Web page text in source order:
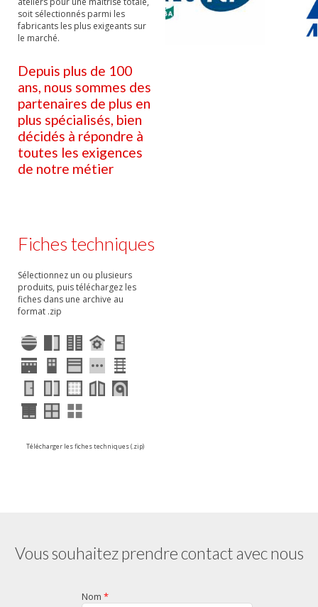
soit sélectionnés parmi les
fabricants les plus exigeants sur
le marché.
Depuis plus de 100
ans, nous sommes des
partenaires de plus en
plus spécialisés, bien
décidés à répondre à
toutes les exigences
de notre métier
Fiches techniques
Sélectionnez un ou plusieurs
produits, puis téléchargez les
fiches dans une archive au
format .zip
Vous souhaitez prendre contact avec nous
Nom *